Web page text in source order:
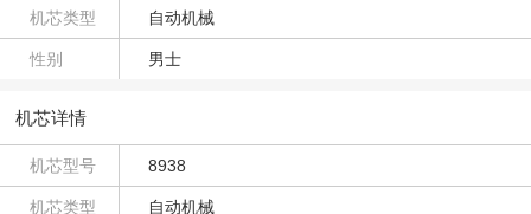
机芯类型 自动机械
性别 男士
机芯详情
机芯型号 8938
机芯类型 自动机械